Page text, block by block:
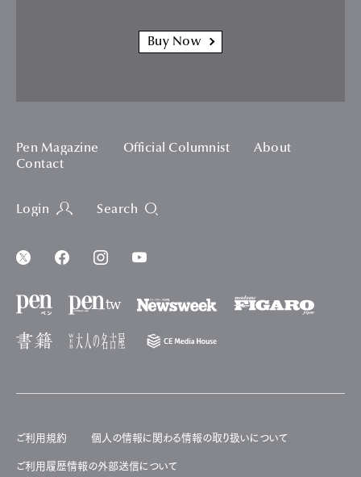
Buy Now
Pen Magazine Official Columnist
About
Contact
Login Search
ご利用規約 個人の情報に関わる情報の取り扱いについて
ご利用履歴情報の外部送信について